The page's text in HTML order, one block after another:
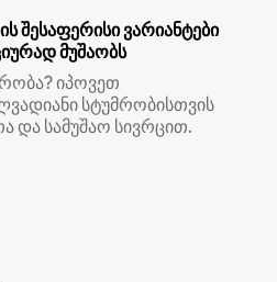
შესაფერისი ვარიანტები
მუშაობს
იპოვეთ
სტუმრობისთვის
და სამუშაო სივრცით.